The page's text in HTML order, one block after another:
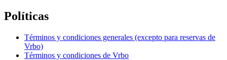
Políticas
Términos y condiciones generales (excepto para reservas de
Vrbo)
Términos y condiciones de Vrbo